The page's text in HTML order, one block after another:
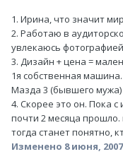
1. Ирина, что значит
2. Работаю в
увлекаюсь фотографией
3. Дизайн + цена =
1я собственная
Мазда 3 (бывшего мужа)
4. Скорее это он. Пока
почти 2 месяца
тогда станет понятно,
Изменено 8 июня, 2007